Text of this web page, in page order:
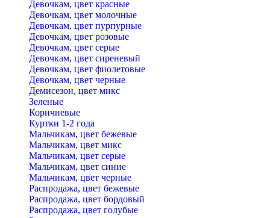
Девочкам, цвет красные
Девочкам, цвет молочные
Девочкам, цвет пурпурные
Девочкам, цвет розовые
Девочкам, цвет серые
Девочкам, цвет сиреневый
Девочкам, цвет фиолетовые
Девочкам, цвет черные
Демисезон, цвет микс
Зеленые
Коричневые
Куртки 1-2 года
Мальчикам, цвет бежевые
Мальчикам, цвет микс
Мальчикам, цвет серые
Мальчикам, цвет синие
Мальчикам, цвет черные
Распродажа, цвет бежевые
Распродажа, цвет бордовый
Распродажа, цвет голубые